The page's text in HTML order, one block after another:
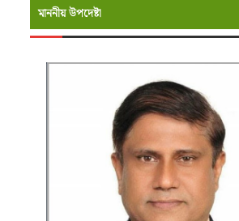
মাননীয় উপদেষ্টা